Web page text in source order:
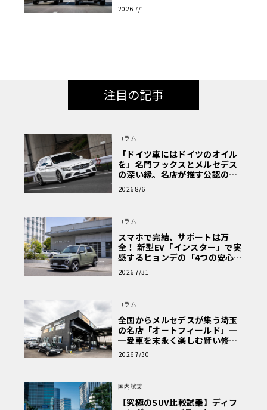
2026 7/1
注目の記事
コラム
「ドイツ車にはドイツのオイル
を」名門フックスとメルセデス
の深い縁。名店が推す公認の安
心と、Cクラスで味わうシルキー
な走り〈PR〉
2026 8/6
コラム
スマホで完結、サポートは万
全！ 新型EV「インスター」で実
感するヒョンデの「4つの安心」
【第1回・ヒョンデ6つの疑問：
Why? Hyundai?】〈PR〉
2026 7/31
コラム
全国からメルセデスが集う埼玉
の名店「オートフィールド」─
─愛車を末永く楽しむ賢い修理
術と、プロがフックス製オイル
を選ぶ理由〈PR〉
2026 7/30
国内試乗
【究極のSUV比較試乗】ディフ